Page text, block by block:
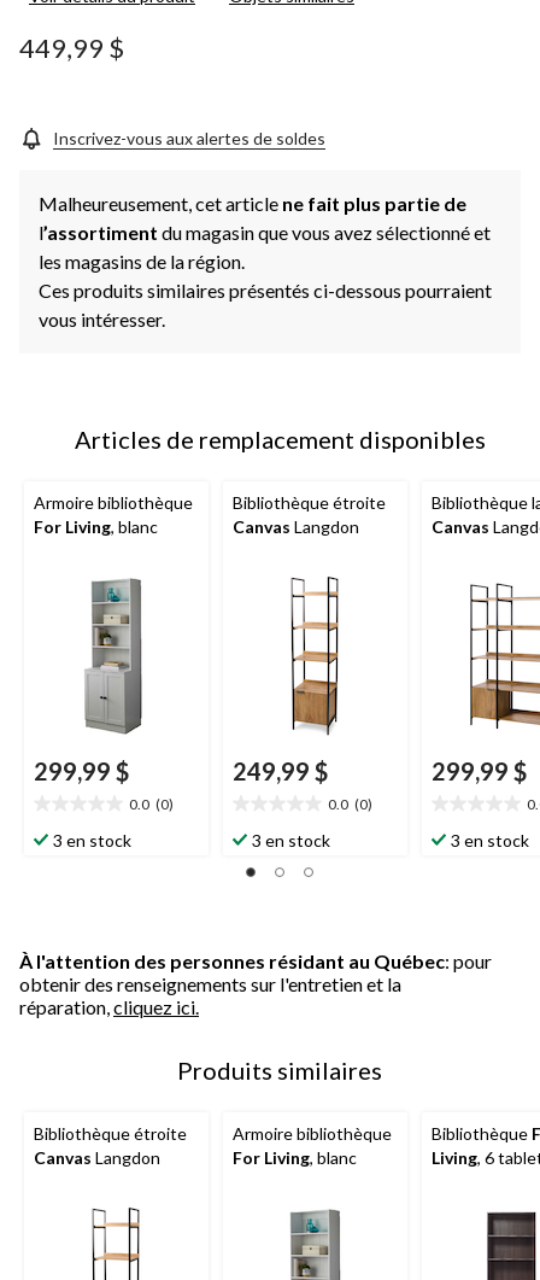
449,99 $
Inscrivez-vous aux alertes de soldes
Malheureusement, cet article ne fait plus partie de
l’assortiment du magasin que vous avez sélectionné et
les magasins de la région.
Ces produits similaires présentés ci-dessous pourraient
vous intéresser.
Articles de remplacement disponibles
Armoire bibliothèque
For Living, blanc
299,99 $
0.0 (0)
étoile(s)
3 en stock
Bibliothèque étroite
Canvas Langdon
249,99 $
0.0 (0)
étoile(s)
3 en stock
Bibliothèque
Canvas
299,99 $
étoile(s)
3 en stock
À l'attention des personnes résidant au Québec: pour
obtenir des renseignements sur l'entretien et la
réparation, cliquez ici.
Produits similaires
Bibliothèque étroite
Canvas Langdon
Armoire bibliothèque
For Living, blanc
Bibliothèque
Living, 6